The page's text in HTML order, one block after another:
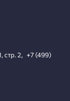
стр. 2, +7 (499)